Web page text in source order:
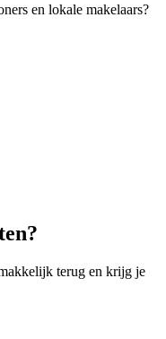
en lokale makelaars?
terug en krijg je